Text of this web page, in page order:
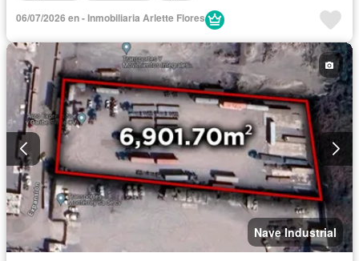
06/07/2026 en - Inmobiliaria Arlette Flores
Nave Industrial